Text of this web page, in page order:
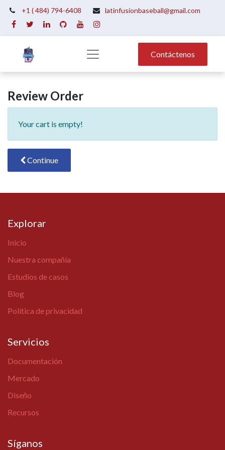
+1 ( 484) 794-6408 latinfusionbaseball@gmail.com
Contáctenos
Review Order
Your cart is empty!
Continue
Explorar
Inicio
Nuestra compañía
Estudios de casos
Blog
Política de privacidad
Servicios
Documentación
Mercado
Diseño
Recursos
Síganos